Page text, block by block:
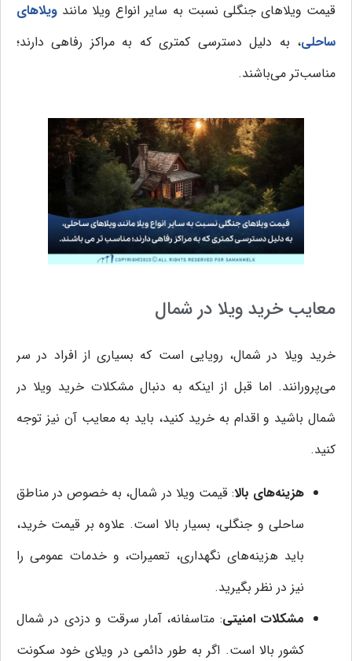
قیمت ویلاهای جنگلی نسبت به سایر انواع ویلا مانند ویلاهای
ساحلی، به دلیل دسترسی کمتری که به مراکز رفاهی دارند؛
مناسب‌تر می‌باشند.
معایب خرید ویلا در شمال
خرید ویلا در شمال، رویایی است که بسیاری از افراد در سر
می‌پرورانند. اما قبل از اینکه به دنبال مشکلات خرید ویلا در
شمال باشید و اقدام به خرید کنید، باید به معایب آن نیز توجه
کنید.
هزینه‌های بالا: قیمت ویلا در شمال، به خصوص در مناطق
ساحلی و جنگلی، بسیار بالا است. علاوه بر قیمت خرید،
باید هزینه‌های نگهداری، تعمیرات، و خدمات عمومی را
نیز در نظر بگیرید.
مشکلات امنیتی: متاسفانه، آمار سرقت و دزدی در شمال
کشور بالا است. اگر به طور دائمی در ویلای خود سکونت